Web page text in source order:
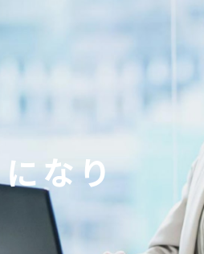
JOB TYPE
チームリーダー
プロジェクトリーダ
プロジェクトマネー
PEOPLE
社員を知る TOP
社員インタビュー
子育てワーカー座談
MESSAGE
採用メッセージ
なり